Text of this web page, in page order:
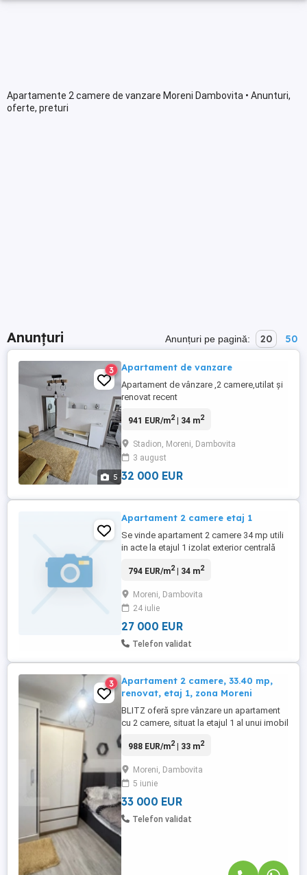
Apartamente 2 camere de vanzare Moreni Dambovita • Anunturi,
oferte, preturi
Anunțuri Anunțuri pe pagină: 20 50
5
3 Apartament de vanzare
Apartament de vânzare ,2 camere,utilat și
renovat recent
941 EUR/m2| 34 m2
Stadion, Moreni, Dambovita
3 august
32 000 EUR
Apartament 2 camere etaj 1
Se vinde apartament 2 camere 34 mp utili
in acte la etajul 1 izolat exterior centrală
Moreni in apropierea stadionului Flacăra
conflictivi este construit din beton armat
monolit cele mai sigure și rezistente
construcții ...
794 EUR/m2| 34 m2
Moreni, Dambovita
24 iulie
27 000 EUR
Telefon validat
3
Apartament 2 camere, 33.40 mp,
renovat, etaj 1, zona Moreni
BLITZ oferă spre vânzare un apartament
cu 2 camere, situat la etajul 1 al unui imobil
de stadion, magazine și alte puncte de
33 mp și se remarcă prin aspectul îngrijit
și renovările realizate, oferind un spațiu
confortabil ...
988 EUR/m2| 33 m2
Moreni, Dambovita
5 iunie
33 000 EUR
Telefon validat